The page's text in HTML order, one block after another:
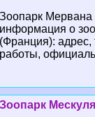
Зоопарк Мервана
информация о
(Франция):
работы,
Зоопарк Мескуля